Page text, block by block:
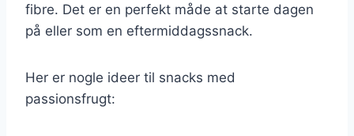
fibre. Det er en perfekt måde at starte dagen
på eller som en eftermiddagssnack.
Her er nogle ideer til snacks med
passionsfrugt: